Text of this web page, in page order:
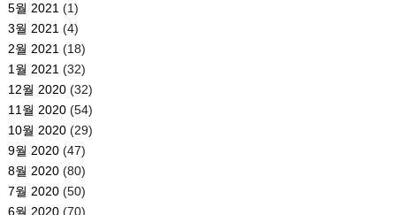
5월 2021(1)
3월 2021(4)
2월 2021(18)
1월 2021(32)
12월 2020(32)
11월 2020(54)
10월 2020(29)
9월 2020(47)
8월 2020(80)
7월 2020(50)
6월 2020(70)